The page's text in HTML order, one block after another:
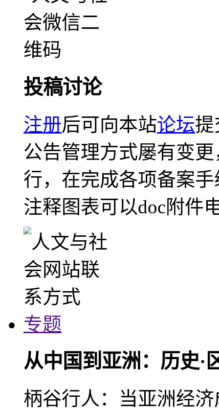
投稿讨论
注册后可向本站论坛提
公告管理方式屡有变
行，在完成各项备案
注释图表可以doc附件
专题
从中国到亚洲：历史·
柄谷行人：当亚洲经